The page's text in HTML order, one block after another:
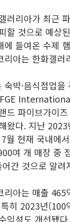
러리아가 최근
할 것으로 예상
에 들여온 수제
리아는 한화갤
숙박·음식점업
드 파이브가이
왔다. 지난
월 현재 국내에
여 개 매장 중
간 것으로 알려
리아는 매출
히 2023년
익성도 개선됐